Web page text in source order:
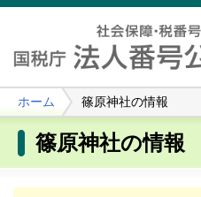
ホーム 篠原神社の情報
篠原神社の情報